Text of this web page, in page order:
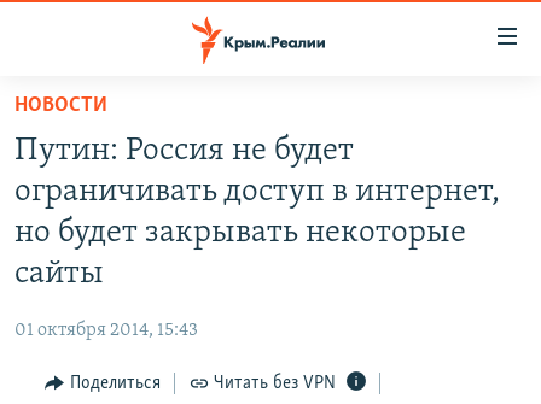
Вернуться
основному
содержанию
Вернутся
главной
Вернутся
поиску
СПЕЦПРОЕКТЫ
ГРУЗ 200
КАРТА ВОЕННЫХ ОБЪЕКТОВ КРЫМА
ВОДА
ИСТОРИЯ
ИНТЕРАКТИВ
ИНФОГРАФИКА
РАДІО СВОБОДА
КАК ОБОЙТИ БЛОКИРОВКУ
НОВОСТИ
Путин: Россия не будет
ограничивать доступ в интернет,
но будет закрывать некоторые
сайты
01 октября 2014, 15:43
Поделиться Читать без VPN